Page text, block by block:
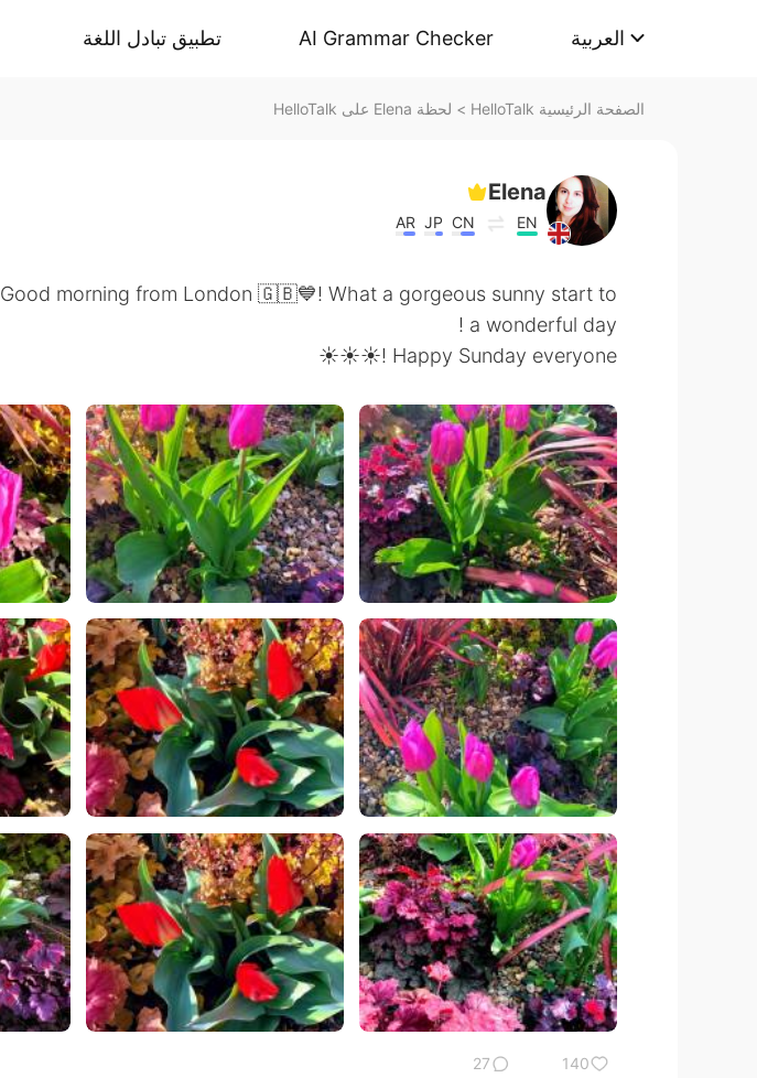
تطبيق تبادل اللغة AI Grammar Checker العربية
الصفحة الرئيسية HelloTalk > لحظة Elena على HelloTalk
Elena
EN
CN
JP
AR
Good morning from London 🇬🇧💙! What a gorgeous sunny start to
a wonderful day !
Happy Sunday everyone !☀️☀️☀️
140
27